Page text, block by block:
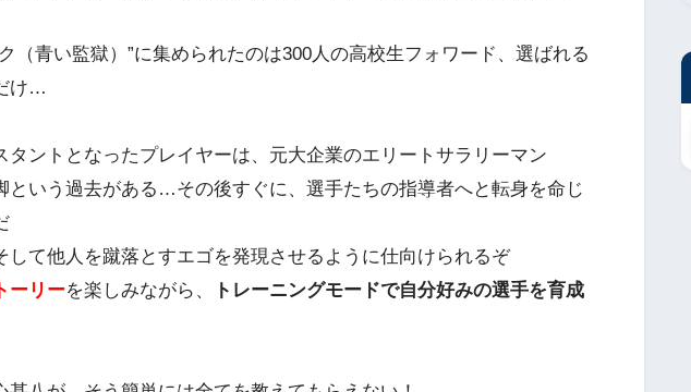
（青い監獄）”に集められたのは300人の高校生フォワード、選ばれる
け…
タントとなったプレイヤーは、元大企業のエリートサラリーマン
という過去がある…その後すぐに、選手たちの指導者へと転身を命じ
して他人を蹴落とすエゴを発現させるように仕向けられるぞ
ーリーを楽しみながら、
トレーニングモードで自分好みの選手を育成